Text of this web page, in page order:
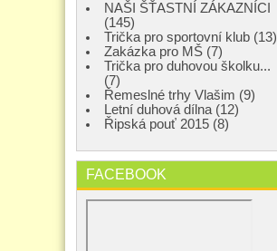
NAŠI ŠŤASTNÍ ZÁKAZNÍCI
(145)
Trička pro sportovní klub (13)
Zakázka pro MŠ (7)
Trička pro duhovou školku...
(7)
Řemeslné trhy Vlašim (9)
Letní duhová dílna (12)
Řipská pouť 2015 (8)
FACEBOOK